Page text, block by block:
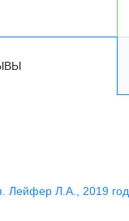
Лейфер Л.А., 2019 год